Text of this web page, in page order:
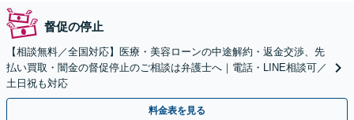
督促の停止
【相談無料／全国対応】医療・美容ローンの中途解約・返金交渉、先
払い買取・闇金の督促停止のご相談は弁護士へ｜電話・LINE相談可／
土日祝も対応
料金表を見る